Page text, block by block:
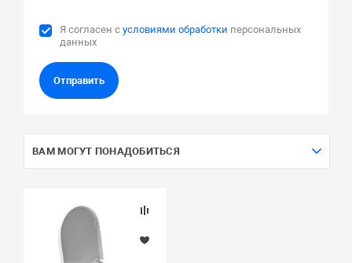
Я согласен сусловиями обработки персональных
данных
Отправить
ВАМ МОГУТ ПОНАДОБИТЬСЯ